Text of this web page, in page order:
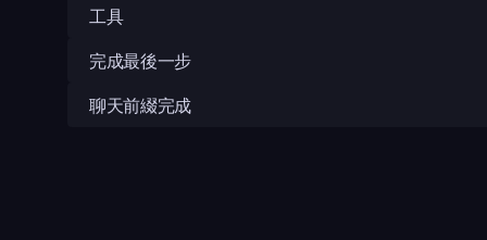
工具
完成最後一步
聊天前綴完成